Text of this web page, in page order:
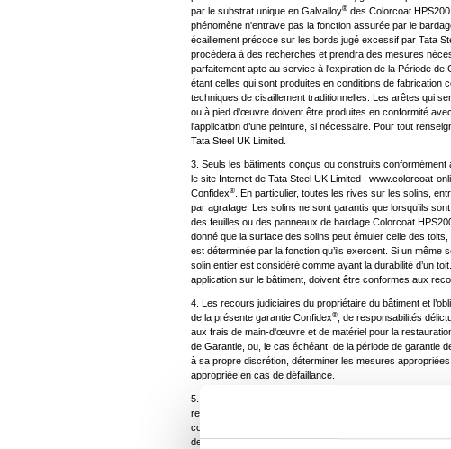
par le substrat unique en Galvalloy® des Colorcoat
phénomène n'entrave pas la fonction assurée par le
écaillement précoce sur les bords jugé excessif par Tata
procèdera à des recherches et prendra des mesures
parfaitement apte au service à l'expiration de la Période
étant celles qui sont produites en conditions de fabrication
techniques de cisaillement traditionnelles. Les arêtes qui
ou à pied d'œuvre doivent être produites en conformité
l'application d’une peinture, si nécessaire. Pour tout
Tata Steel UK Limited.
3. Seuls les bâtiments conçus ou construits
le site Internet de Tata Steel UK Limited : www.colorcoat-
Confidex® . En particulier, toutes les rives sur les solins,
par agrafage. Les solins ne sont garantis que lorsqu’ils
des feuilles ou des panneaux de bardage Colorcoat
donné que la surface des solins peut émuler celle des
est déterminée par la fonction qu’ils exercent. Si un même
solin entier est considéré comme ayant la durabilité d’un
application sur le bâtiment, doivent être conformes aux
4. Les recours judiciaires du propriétaire du bâtiment et
de la présente garantie Confidex® , de responsabilités
aux frais de main-d'œuvre et de matériel pour la
de Garantie, ou, le cas échéant, de la période de garantie
à sa propre discrétion, déterminer les mesures
appropriée en cas de défaillance.
5. Tata Steel UK Limited (ou une quelconque de ses
responsable pour les pertes, dommages ou frais encourus
compris, entre autres, perte de bénéfices, manque à
de l’origine de ces mêmes pertes, dommages ou frais (y